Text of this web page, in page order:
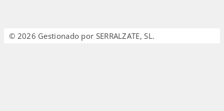
© 2026 Gestionado por SERRALZATE, SL.